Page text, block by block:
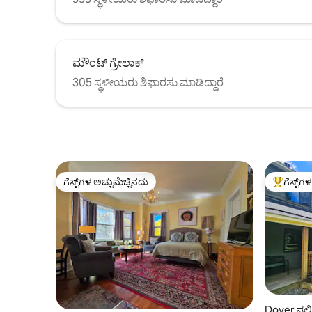
ಮೌಂಟ್ ಗ್ರೇಲಾಕ್
305 ಸ್ಥಳೀಯರು ಶಿಫಾರಸು ಮಾಡಿದ್ದಾರೆ
ಗೆಸ್ಟ್‌ಗಳ ಅಚ್ಚುಮೆಚ್ಚಿನದು
ಗೆಸ್ಟ್‌ಗಳ ಅಚ್ಚುಮೆಚ್ಚಿನದು ಗೆಸ್ಟ್‌ಗಳಿಗೆ
Dover